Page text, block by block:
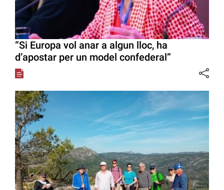
“Si Europa vol anar a algun lloc, ha
d’apostar per un model confederal”